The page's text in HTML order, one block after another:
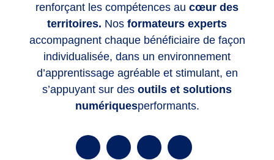
renforçant les compétences au cœur des
territoires. Nos formateurs experts
accompagnent chaque bénéficiaire de façon
individualisée, dans un environnement
d’apprentissage agréable et stimulant, en
s’appuyant sur des outils et solutions
numériquesperformants.